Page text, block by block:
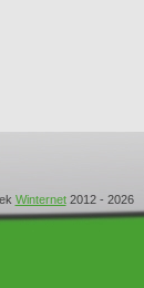
Winternet2012 - 2026